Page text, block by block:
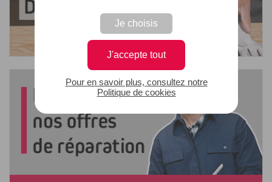
Je choisis
J'accepte tout
Pour en savoir plus, consultez notre
Politique de cookies